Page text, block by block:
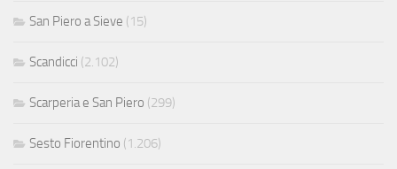
San Piero a Sieve (15)
Scandicci (2.102)
Scarperia e San Piero (299)
Sesto Fiorentino (1.206)